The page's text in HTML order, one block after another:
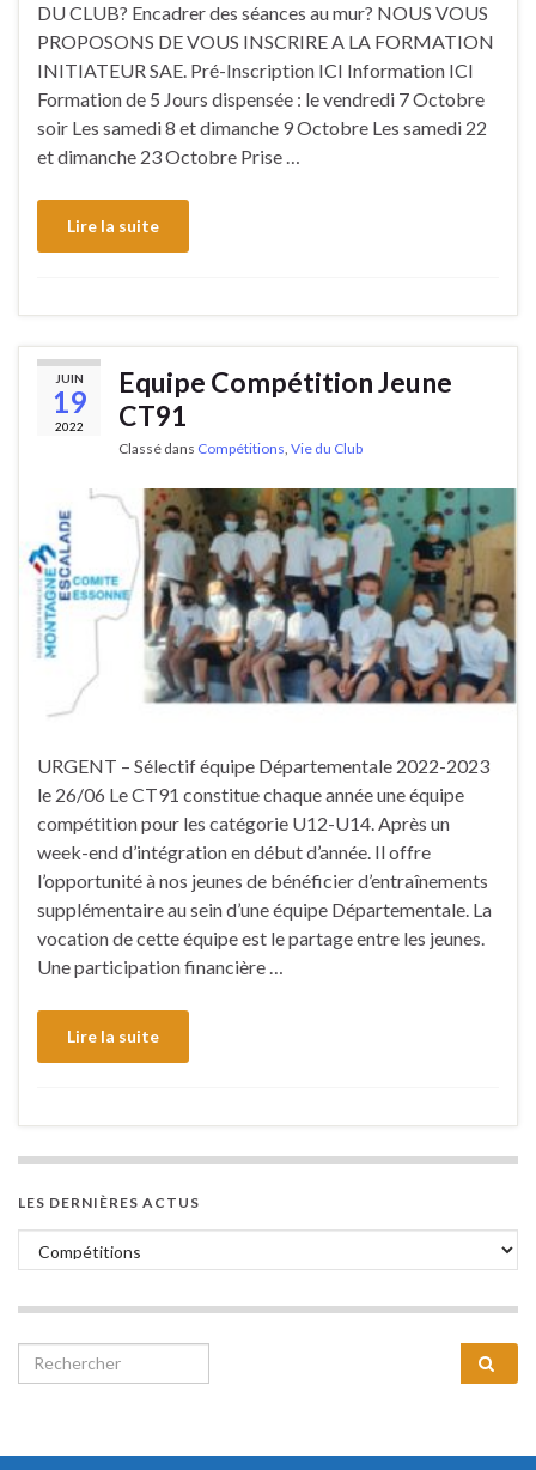
DU CLUB? Encadrer des séances au mur? NOUS VOUS
PROPOSONS DE VOUS INSCRIRE A LA FORMATION
INITIATEUR SAE. Pré-Inscription ICI Information ICI
Formation de 5 Jours dispensée : le vendredi 7 Octobre
soir Les samedi 8 et dimanche 9 Octobre Les samedi 22
et dimanche 23 Octobre Prise …
Lire la suite
JUIN
19
2022
Equipe Compétition Jeune
CT91
Classé dans Compétitions, Vie du Club
URGENT – Sélectif équipe Départementale 2022-2023
le 26/06 Le CT91 constitue chaque année une équipe
compétition pour les catégorie U12-U14. Après un
week-end d’intégration en début d’année. Il offre
l’opportunité à nos jeunes de bénéficier d’entraînements
supplémentaire au sein d’une équipe Départementale. La
vocation de cette équipe est le partage entre les jeunes.
Une participation financière …
Lire la suite
LES DERNIÈRES ACTUS